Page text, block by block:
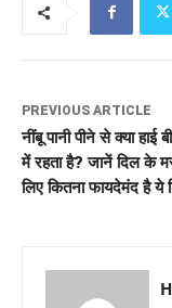
PREVIOUS ARTICLE
नींबू पानी पीने से क्या हाई
में रहता है? जानें दिल के
लिए कितना फायदेमंद है ये